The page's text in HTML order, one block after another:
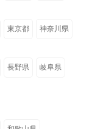
東京都 神奈川県
長野県 岐阜県